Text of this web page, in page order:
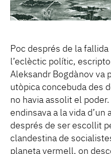
Poc després de la
l’eclèctic polític,
Aleksandr Bogdànov va
utòpica concebuda des
no havia assolit el
endinsava a la vida
després de ser escollit
clandestina de
planeta vermell, on